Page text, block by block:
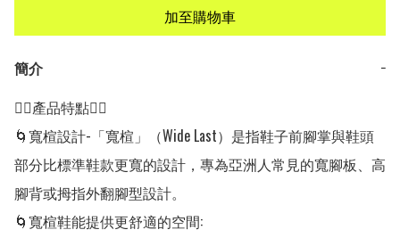
加至購物車
簡介
−
👍🏻產品特點👍🏻
🌀寬楦設計-「寬楦」（Wide Last）是指鞋子前腳掌與鞋頭
部分比標準鞋款更寬的設計，專為亞洲人常見的寬腳板、高
腳背或拇指外翻腳型設計。
🌀寬楦鞋能提供更舒適的空間: